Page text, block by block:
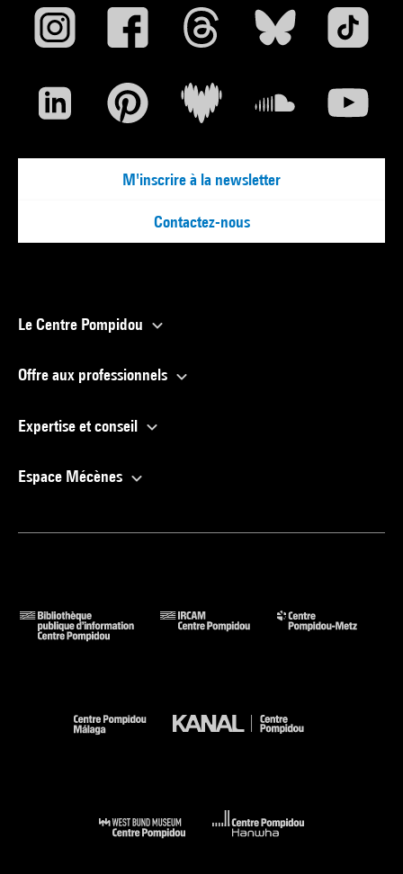
M'inscrire à la newsletter
Contactez-nous
Le Centre Pompidou
Offre aux professionnels
Expertise et conseil
Espace Mécènes